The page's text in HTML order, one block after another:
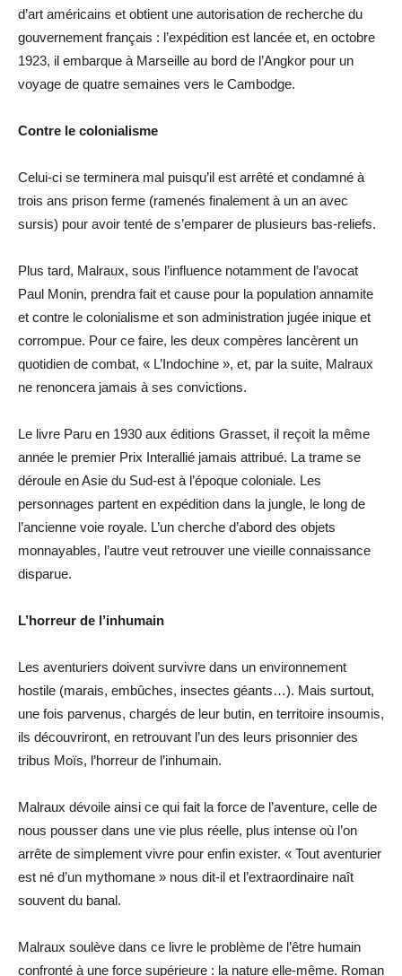
d’art américains et obtient une autorisation de recherche du
gouvernement français : l’expédition est lancée et, en octobre
1923, il embarque à Marseille au bord de l’Angkor pour un
voyage de quatre semaines vers le Cambodge.
Contre le colonialisme
Celui-ci se terminera mal puisqu’il est arrêté et condamné à
trois ans prison ferme (ramenés finalement à un an avec
sursis) pour avoir tenté de s’emparer de plusieurs bas-reliefs.
Plus tard, Malraux, sous l’influence notamment de l’avocat
Paul Monin, prendra fait et cause pour la population annamite
et contre le colonialisme et son administration jugée inique et
corrompue. Pour ce faire, les deux compères lancèrent un
quotidien de combat, « L’Indochine », et, par la suite, Malraux
ne renoncera jamais à ses convictions.
Le livre Paru en 1930 aux éditions Grasset, il reçoit la même
année le premier Prix Interallié jamais attribué. La trame se
déroule en Asie du Sud-est à l’époque coloniale. Les
personnages partent en expédition dans la jungle, le long de
l’ancienne voie royale. L’un cherche d’abord des objets
monnayables, l’autre veut retrouver une vieille connaissance
disparue.
L’horreur de l’inhumain
Les aventuriers doivent survivre dans un environnement
hostile (marais, embûches, insectes géants…). Mais surtout,
une fois parvenus, chargés de leur butin, en territoire insoumis,
ils découvriront, en retrouvant l’un des leurs prisonnier des
tribus Moïs, l’horreur de l’inhumain.
Malraux dévoile ainsi ce qui fait la force de l’aventure, celle de
nous pousser dans une vie plus réelle, plus intense où l’on
arrête de simplement vivre pour enfin exister. « Tout aventurier
est né d’un mythomane » nous dit-il et l’extraordinaire naît
souvent du banal.
Malraux soulève dans ce livre le problème de l’être humain
confronté à une force supérieure : la nature elle-même. Roman